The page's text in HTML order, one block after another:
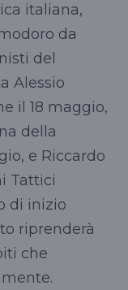
italiana,
da
del
Alessio
il 18 maggio,
della
e Riccardo
Tattici
di inizio
riprenderà
che